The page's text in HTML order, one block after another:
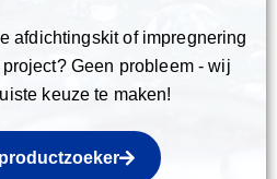
afdichtingskit of impregnering
Geen probleem - wij
keuze te maken!